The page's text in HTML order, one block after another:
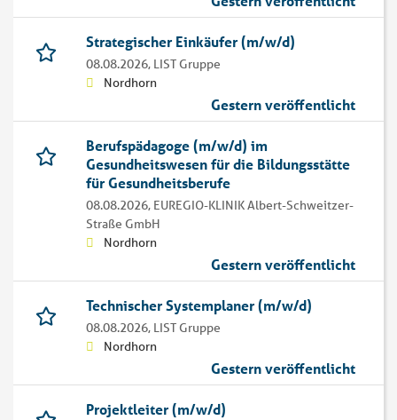
Strategischer Einkäufer (m/w/d)
08.08.2026, LIST Gruppe
Nordhorn
Gestern veröffentlicht
Berufspädagoge (m/w/d) im
Gesundheitswesen für die Bildungsstätte
für Gesundheitsberufe
08.08.2026, EUREGIO-KLINIK Albert-Schweitzer-
Straße GmbH
Nordhorn
Gestern veröffentlicht
Technischer Systemplaner (m/w/d)
08.08.2026, LIST Gruppe
Nordhorn
Gestern veröffentlicht
Projektleiter (m/w/d)